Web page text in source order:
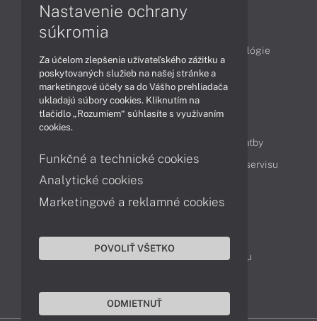
Technológie
Videá
Obsah
Možnosti doručenia a platby
Podpora a servis
Servisné služby Cenník servisu
Kontakty
043 4224 771
Obchodné oddelenie
Reklamácia tovaru
Nastavenie ochrany
súkromia
Za účelom zlepšenia užívateľského zážitku a
poskytovaných služieb na našej stránke a
marketingové účely sa do Vášho prehliadača
ukladajú súbory cookies. Kliknutím na
tlačidlo „Rozumiem“ súhlasíte s využívaním
cookies.
Funkčné a technické cookies
Analytické cookies
Marketingové a reklamné cookies
POVOLIŤ VŠETKO
ODMIETNUŤ